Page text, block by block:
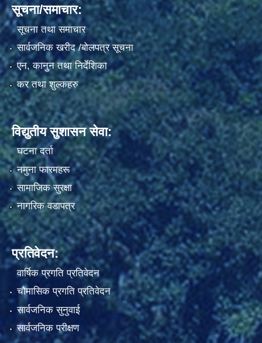
सूचना/समाचार:
सूचना तथा समाचार
सार्वजनिक खरीद /बोलपत्र सूचना
एन, कानुन तथा निर्देशिका
कर तथा शुल्कहरु
विद्युतीय सुशासन सेवा:
घटना दर्ता
नमुना फारमहरू
सामाजिक सुरक्षा
नागरिक वडापत्र
प्रतिवेदन:
वार्षिक प्रगति प्रतिवेदन
चौमासिक प्रगति प्रतिवेदन
सार्वजनिक सुनुवाई
सार्वजनिक परीक्षण